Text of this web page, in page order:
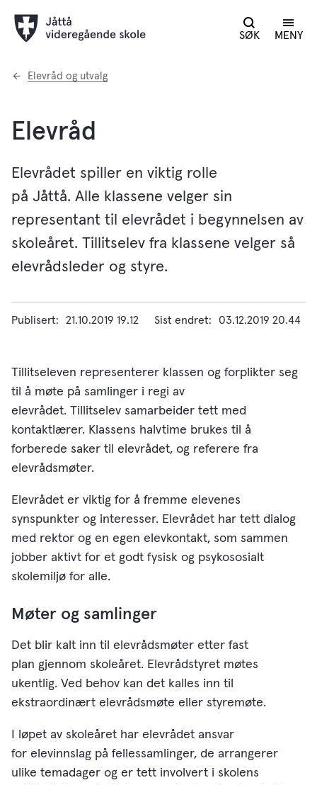
SØK MENY
Du
Elevråd og utvalg
Elevråd
Elevrådet spiller en viktig rolle
på Jåttå. Alle klassene velger sin
representant til elevrådet i begynnelsen av
skoleåret. Tillitselev fra klassene velger så
elevrådsleder og styre.
Publisert 21.10.2019 19.12 Sist endret 03.12.2019 20.44
Tillitseleven representerer klassen og forplikter seg
til å møte på samlinger i regi av
elevrådet. Tillitselev samarbeider tett med
kontaktlærer. Klassens halvtime brukes til å
forberede saker til elevrådet, og referere fra
elevrådsmøter.
Elevrådet er viktig for å fremme elevenes
synspunkter og interesser. Elevrådet har tett dialog
med rektor og en egen elevkontakt, som sammen
jobber aktivt for et godt fysisk og psykososialt
skolemiljø for alle.
Møter og samlinger
Det blir kalt inn til elevrådsmøter etter fast
plan gjennom skoleåret. Elevrådstyret møtes
ukentlig. Ved behov kan det kalles inn til
ekstraordinært elevrådsmøte eller styremøte.
I løpet av skoleåret har elevrådet ansvar
for elevinnslag på fellessamlinger, de arrangerer
ulike temadager og er tett involvert i skolens